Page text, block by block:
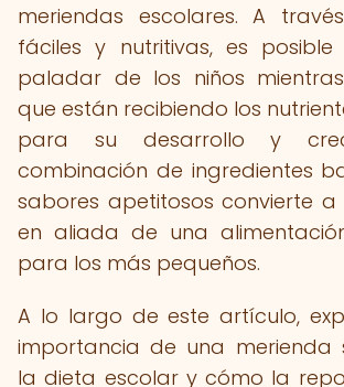
meriendas escolares. A
fáciles y nutritivas, es
paladar de los niños
que están recibiendo los
para su desarrollo y
combinación de ingredientes
sabores apetitosos convierte
en aliada de una
para los más pequeños.
A lo largo de este artículo,
importancia de una merienda
la dieta escolar y cómo la